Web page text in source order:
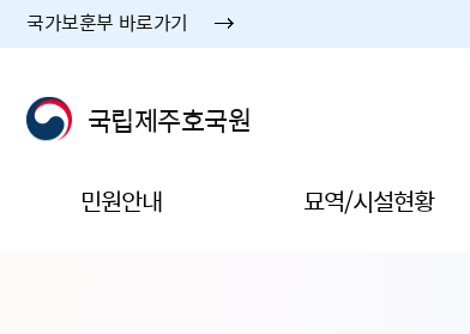
국가보훈부 바로가기
국립제주호국원
민원안내 묘역/시설현황